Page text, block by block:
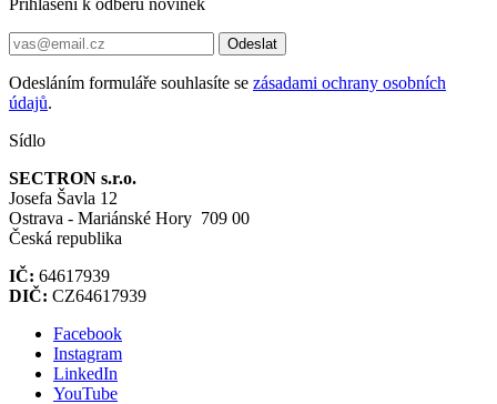
Přihlášení k odběru novinek
Odeslat
Odesláním formuláře souhlasíte se zásadami ochrany osobních
údajů.
Sídlo
SECTRON s.r.o.
Josefa Šavla 12
Ostrava - Mariánské Hory 709 00
Česká republika
IČ: 64617939
DIČ: CZ64617939
Facebook
Instagram
LinkedIn
YouTube